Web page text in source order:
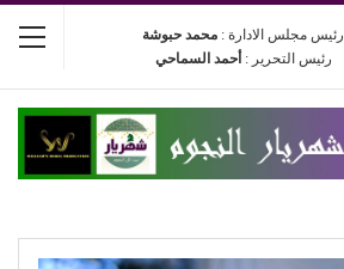
رئيس مجلس الادارة : محمد حبوشة
رئيس التحرير : أحمد السماحي